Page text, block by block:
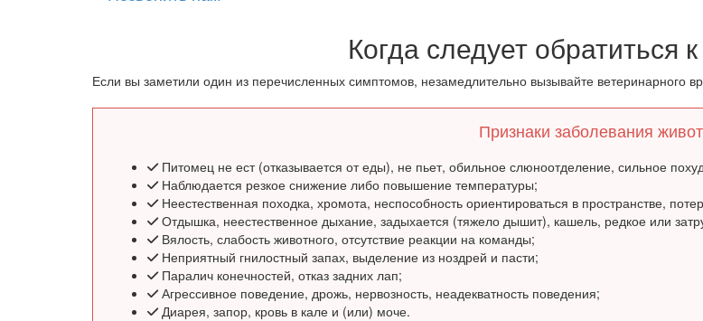
Когда следует обратиться
Если вы заметили один из перечисленных симптомов, незамедлительно вызывайте ветеринарного
Признаки заболевания
Питомец не ест (отказывается от еды), не пьет, обильное слюноотделение, сильное
Наблюдается резкое снижение либо повышение температуры;
Неестественная походка, хромота, неспособность ориентироваться в пространстве,
Отдышка, неестественное дыхание, задыхается (тяжело дышит), кашель, редкое или
Вялость, слабость животного, отсутствие реакции на команды;
Неприятный гнилостный запах, выделение из ноздрей и пасти;
Паралич конечностей, отказ задних лап;
Агрессивное поведение, дрожь, нервозность, неадекватность поведения;
Диарея, запор, кровь в кале и (или) моче.